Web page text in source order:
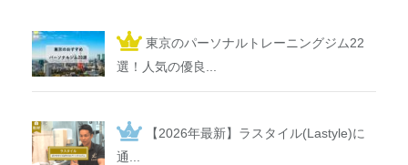
東京のパーソナルトレーニングジム22
選！人気の優良...
【2026年最新】ラスタイル(Lastyle)に
通...